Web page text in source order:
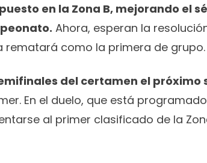
en la Zona B, mejorando el
Ahora, esperan la
rematará como la primera de grupo.
del certamen el próximo
En el duelo, que está
al primer clasificado de la